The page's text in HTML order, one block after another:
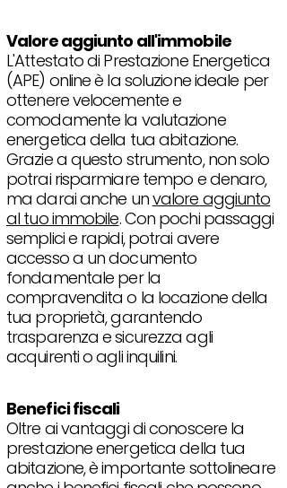
Valore aggiunto all'immobile
L'Attestato di Prestazione Energetica
(APE) online è la soluzione ideale per
ottenere velocemente e
comodamente la valutazione
energetica della tua abitazione.
Grazie a questo strumento, non solo
potrai risparmiare tempo e denaro,
ma darai anche unvalore aggiunto
al tuo immobile. Con pochi passaggi
semplici e rapidi, potrai avere
accesso a un documento
fondamentale per la
compravendita o la locazione della
tua proprietà, garantendo
trasparenza e sicurezza agli
acquirenti o agli inquilini.
Benefici fiscali
Oltre ai vantaggi di conoscere la
prestazione energetica della tua
abitazione, è importante sottolineare